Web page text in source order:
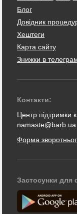
Блог
Довідник
Хештеги
Карта сайту
Знижки в
Контакти:
Центр підтримки
namaste@barb.ua
Форма
Застосунки для